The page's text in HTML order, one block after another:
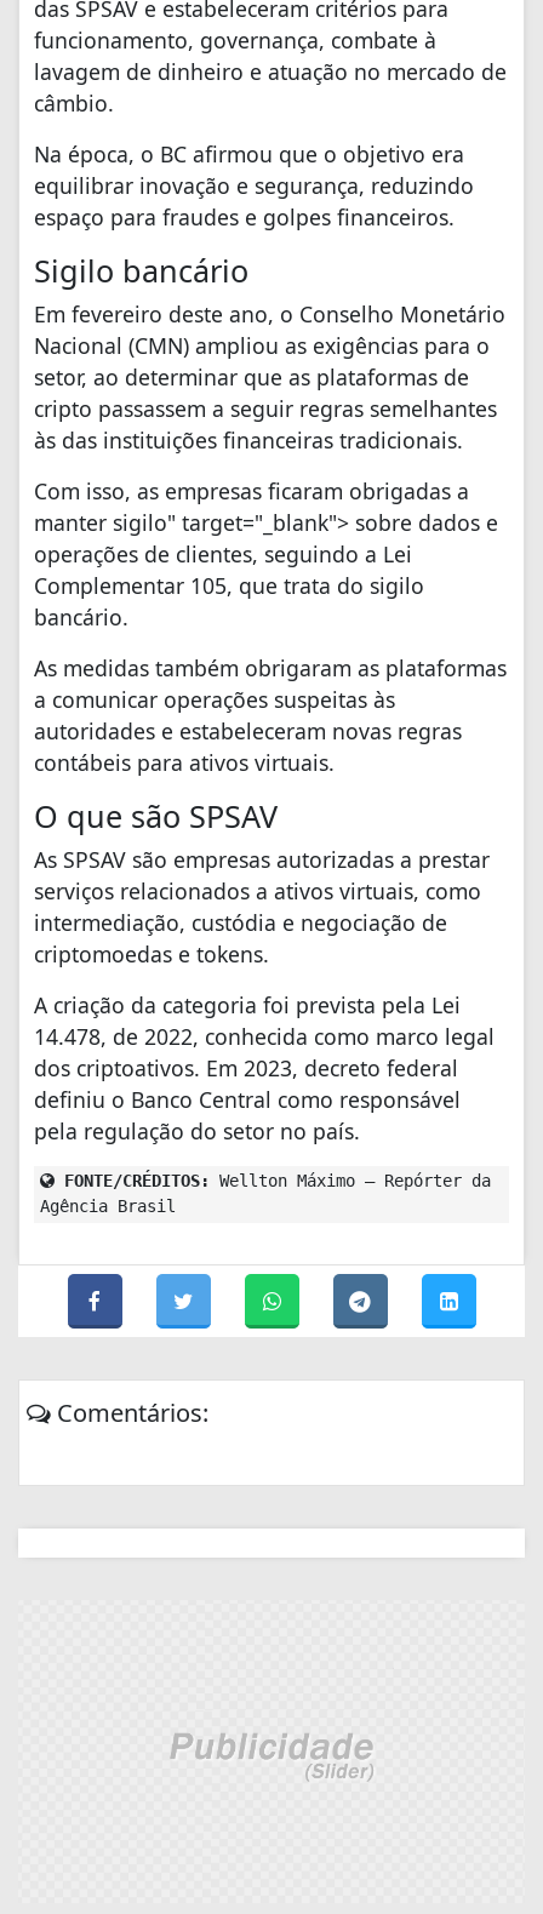
das SPSAV e estabeleceram critérios para
funcionamento, governança, combate à
lavagem de dinheiro e atuação no mercado de
câmbio.
Na época, o BC afirmou que o objetivo era
equilibrar inovação e segurança, reduzindo
espaço para fraudes e golpes financeiros.
Sigilo bancário
Em fevereiro deste ano, o Conselho Monetário
Nacional (CMN) ampliou as exigências para o
setor, ao determinar que as plataformas de
cripto passassem a seguir regras semelhantes
às das instituições financeiras tradicionais.
Com isso, as empresas ficaram obrigadas a
manter sigilo" target="_blank"> sobre dados e
operações de clientes, seguindo a Lei
Complementar 105, que trata do sigilo
bancário.
As medidas também obrigaram as plataformas
a comunicar operações suspeitas às
autoridades e estabeleceram novas regras
contábeis para ativos virtuais.
O que são SPSAV
As SPSAV são empresas autorizadas a prestar
serviços relacionados a ativos virtuais, como
intermediação, custódia e negociação de
criptomoedas e tokens.
A criação da categoria foi prevista pela Lei
14.478, de 2022, conhecida como marco legal
dos criptoativos. Em 2023, decreto federal
definiu o Banco Central como responsável
pela regulação do setor no país.
FONTE/CRÉDITOS:
Wellton Máximo – Repórter da
Agência Brasil
Comentários: